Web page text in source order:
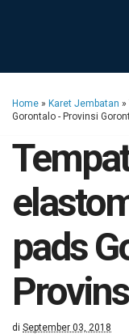
Home » Karet Jembatan »
Gorontalo - Provinsi
pads
di September 03, 2018